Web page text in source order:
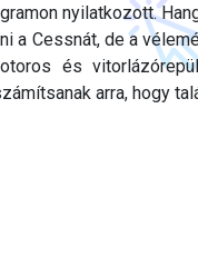
nyilatkozott.
a Cessnát, de a
és
arra, hogy